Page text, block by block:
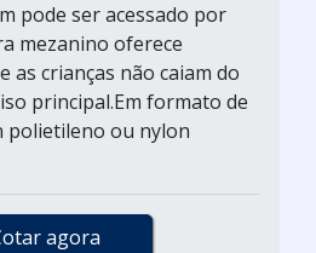
pode ser acessado por
mezanino oferece
as crianças não caiam do
principal.Em formato de
polietileno ou nylon
agora